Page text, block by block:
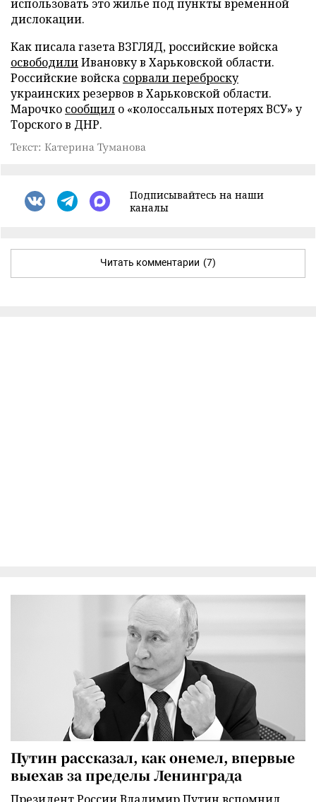
использовать это жилье под пункты временной
дислокации.
Как писала газета ВЗГЛЯД, российские войска
освободилиИвановку в Харьковской области.
Российские войска сорвали переброску
украинских резервов в Харьковской области.
Марочко сообщил о «колоссальных потерях ВСУ» у
Торского в ДНР.
Текст: Катерина Туманова
Подписывайтесь на наши
каналы
Читать комментарии (7)
Путин рассказал, как онемел, впервые
выехав за пределы Ленинграда